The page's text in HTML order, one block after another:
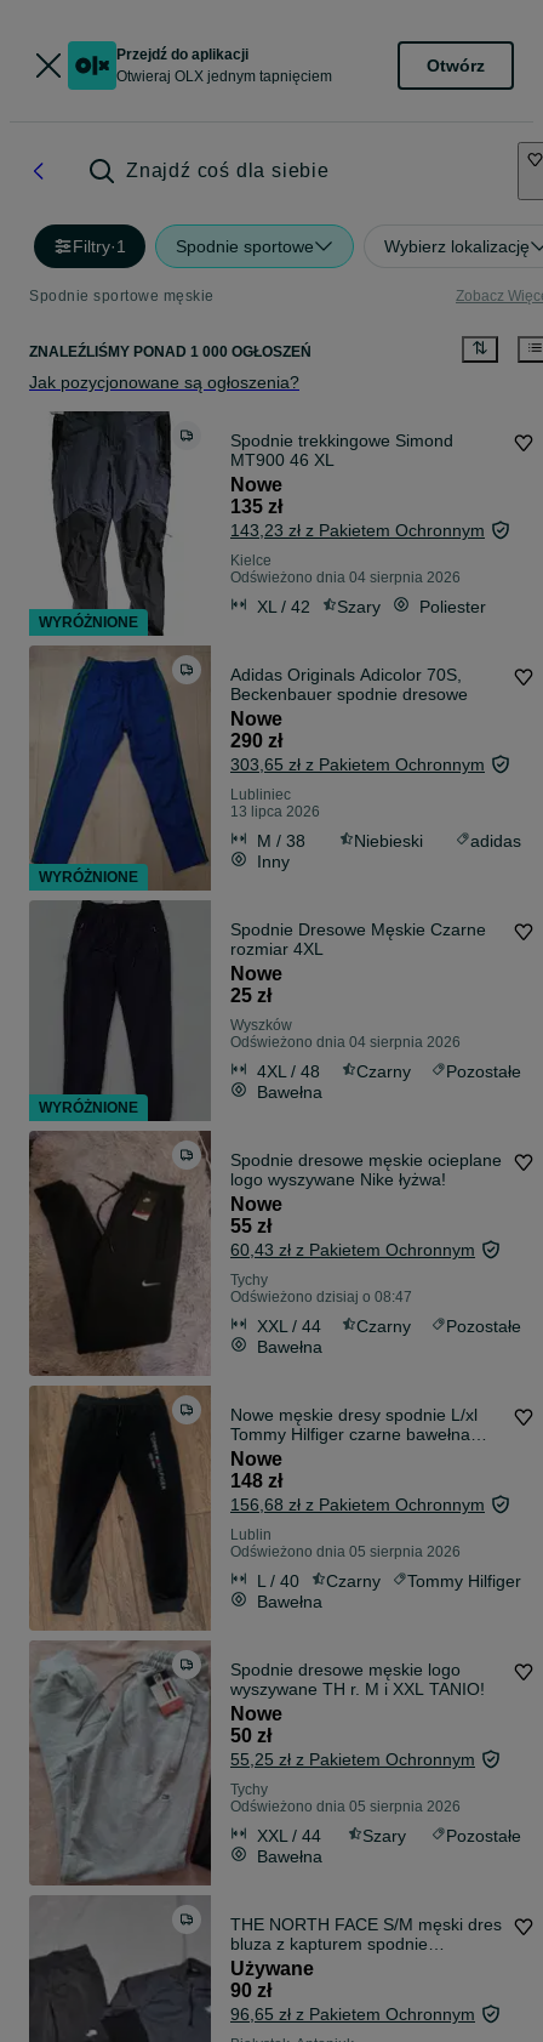
Przejdź do aplikacji
Otwieraj OLX jednym tapnięciem
Otwórz
Znajdź coś dla siebie
Filtry·1 Spodnie sportowe Wybierz lokalizację
Spodnie sportowe męskie Zobacz
ZNALEŹLIŚMY PONAD 1 000 OGŁOSZEŃ
Jak pozycjonowane są ogłoszenia?
Spodnie trekkingowe Simond
MT900 46 XL
Nowe
135 zł
143,23 zł z Pakietem Ochronnym
Kielce
Odświeżono dnia 04 sierpnia 2026
XL / 42 Szary Poliester
Adidas Originals Adicolor 70S,
Beckenbauer spodnie dresowe
Nowe
290 zł
303,65 zł z Pakietem Ochronnym
Lubliniec
13 lipca 2026
M / 38 Niebieski
adidas
Inny
Spodnie Dresowe Męskie Czarne
rozmiar 4XL
Nowe
25 zł
Wyszków
Odświeżono dnia 04 sierpnia 2026
4XL / 48 Czarny
Pozostałe
Bawełna
Spodnie dresowe męskie ocieplane
logo wyszywane Nike łyżwa!
Nowe
55 zł
60,43 zł z Pakietem Ochronnym
Tychy
Odświeżono dzisiaj o 08:47
XXL / 44 Czarny
Pozostałe
Bawełna
Nowe męskie dresy spodnie L/xl
Tommy Hilfiger czarne bawełna
kieszenie na zamek
Nowe
148 zł
156,68 zł z Pakietem Ochronnym
Lublin
Odświeżono dnia 05 sierpnia 2026
L / 40 Czarny
Tommy Hilfiger
Bawełna
Spodnie dresowe męskie logo
wyszywane TH r. M i XXL TANIO!
Nowe
50 zł
55,25 zł z Pakietem Ochronnym
Tychy
Odświeżono dnia 05 sierpnia 2026
XXL / 44 Szary
Pozostałe
Bawełna
THE NORTH FACE S/M męski dres
bluza z kapturem spodnie
trekkingowe i9v
Używane
90 zł
96,65 zł z Pakietem Ochronnym
WYRÓŻNIONE
WYRÓŻNIONE
WYRÓŻNIONE